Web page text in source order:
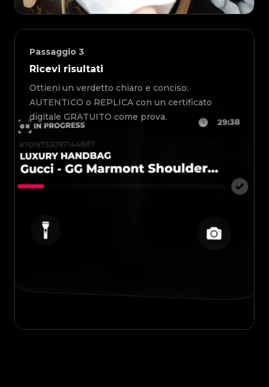
Passaggio 3
Ricevi risultati
Ottieni un verdetto chiaro e conciso:
AUTENTICO o REPLICA con un certificato
digitale GRATUITO come prova.